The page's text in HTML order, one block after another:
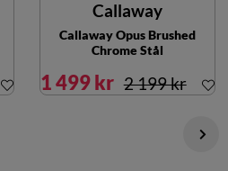
Callaway
Callaway Opus Brushed
Chrome Stål
1 499 kr 2 199 kr